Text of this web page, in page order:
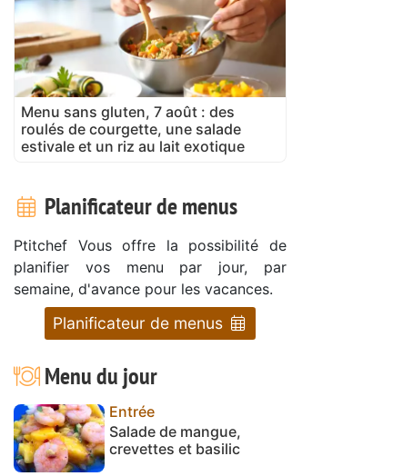
Menu sans gluten, 7 août : des
roulés de courgette, une salade
estivale et un riz au lait exotique
Planificateur de menus
Ptitchef Vous offre la possibilité de
planifier vos menu par jour, par
semaine, d'avance pour les vacances.
Planificateur de menus
Menu du jour
Entrée
Salade de mangue,
crevettes et basilic